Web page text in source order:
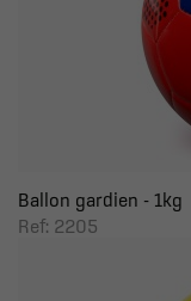
Ballon gardien - 1kg
Ref: 2205